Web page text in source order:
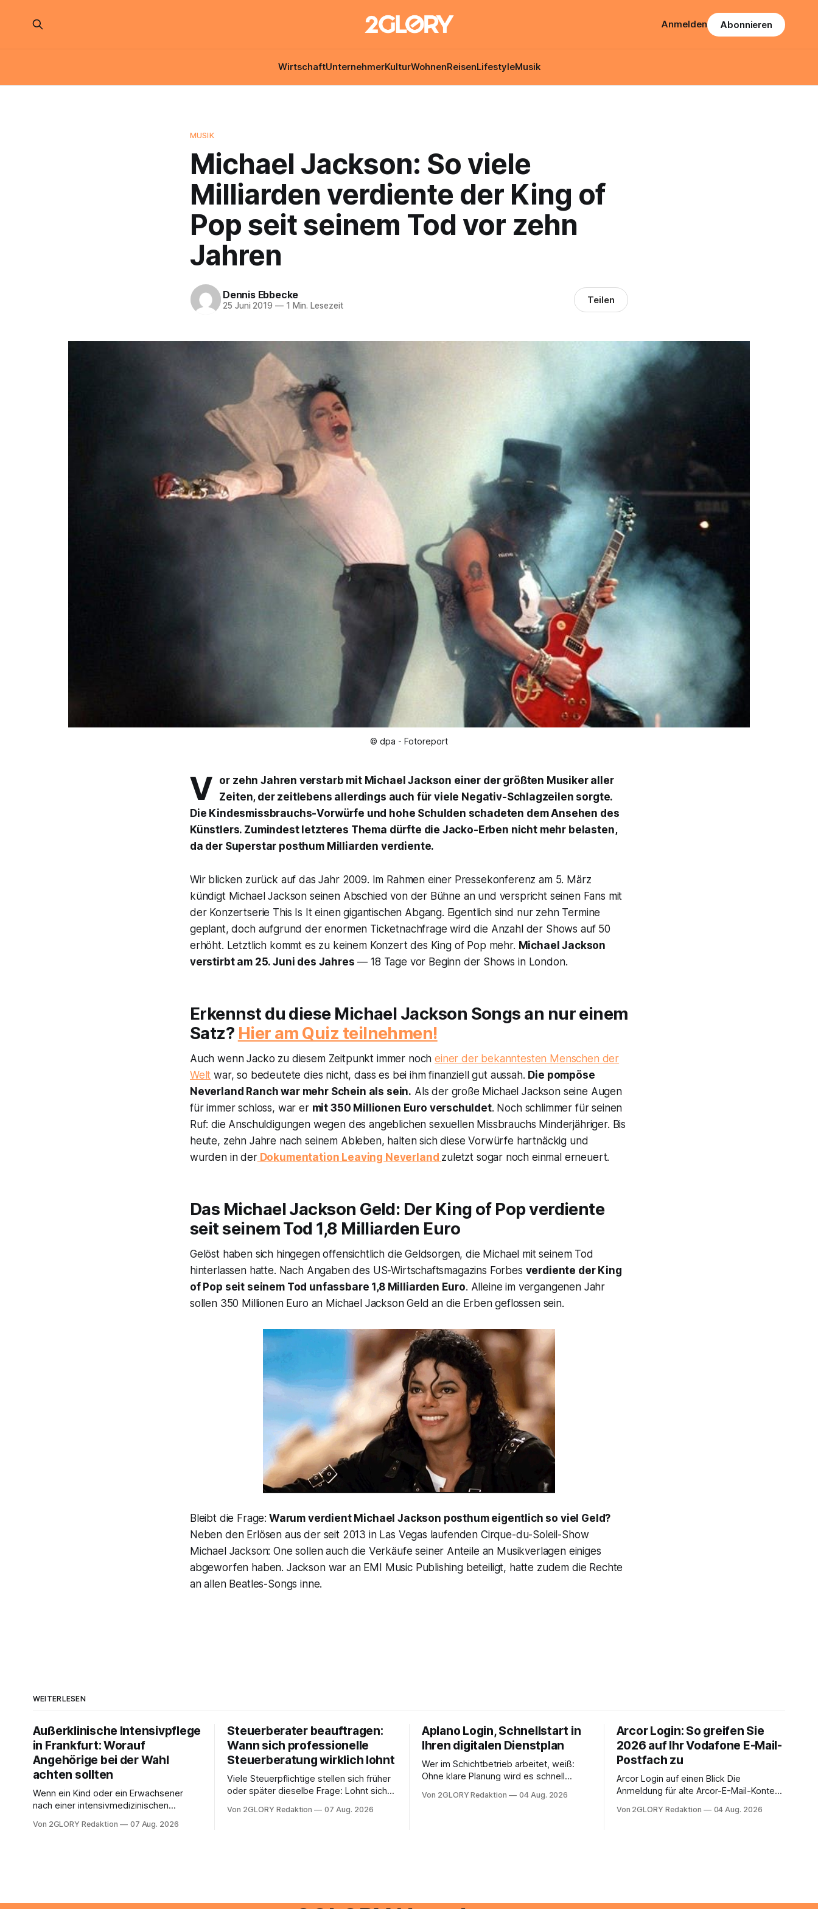
WirtschaftUnternehmerKulturWohnenReisenLifestyleMusik
Anmelden Abonnieren
MUSIK
Michael Jackson: So viele
Milliarden verdiente der King of
Pop seit seinem Tod vor zehn
Jahren
Dennis Ebbecke
25 Juni 2019 —1 Min. Lesezeit Teilen
© dpa - Fotoreport
V or zehn Jahren verstarb mit Michael Jackson einer der größten Musiker aller
Zeiten, der zeitlebens allerdings auch für viele Negativ-Schlagzeilen sorgte.
Die Kindesmissbrauchs-Vorwürfe und hohe Schulden schadeten dem Ansehen des
Künstlers. Zumindest letzteres Thema dürfte die Jacko-Erben nicht mehr belasten,
da der Superstar posthum Milliarden verdiente.
Wir blicken zurück auf das Jahr 2009. Im Rahmen einer Pressekonferenz am 5. März
kündigt Michael Jackson seinen Abschied von der Bühne an und verspricht seinen Fans mit
der Konzertserie This Is Iteinen gigantischen Abgang. Eigentlich sind nur zehn Termine
geplant, doch aufgrund der enormen Ticketnachfrage wird die Anzahl der Shows auf 50
erhöht. Letztlich kommt es zu keinem Konzert des King of Pop mehr. Michael Jackson
verstirbt am 25. Juni des Jahres — 18 Tage vor Beginn der Shows in London.
Erkennst du diese Michael Jackson Songs an nur einem
Satz? Hier am Quiz teilnehmen!
Auch wenn Jacko zu diesem Zeitpunkt immer nocheiner der bekanntesten Menschen der
Welt war, so bedeutete dies nicht, dass es bei ihm finanziell gut aussah. Die pompöse
Neverland Ranch war mehr Schein als sein. Als der große Michael Jackson seine Augen
für immer schloss, war er mit 350 Millionen Euro verschuldet. Noch schlimmer für seinen
Ruf: die Anschuldigungen wegen des angeblichen sexuellen Missbrauchs Minderjähriger. Bis
heute, zehn Jahre nach seinem Ableben, halten sich diese Vorwürfe hartnäckig und
wurden in derDokumentation Leaving Neverland zuletzt sogar noch einmal erneuert.
Das Michael Jackson Geld: Der King of Pop verdiente
seit seinem Tod 1,8 Milliarden Euro
Gelöst haben sich hingegen offensichtlich die Geldsorgen, die Michael mit seinem Tod
hinterlassen hatte. Nach Angaben des US-Wirtschaftsmagazins Forbes verdiente der King
of Pop seit seinem Tod unfassbare 1,8 Milliarden Euro. Alleine im vergangenen Jahr
sollen 350 Millionen Euro an Michael Jackson Geld an die Erben geflossen sein.
Bleibt die Frage: Warum verdient Michael Jackson posthum eigentlich so viel Geld?
Neben den Erlösen aus der seit 2013 in Las Vegas laufenden Cirque-du-Soleil-Show
Michael Jackson: One sollen auch die Verkäufe seiner Anteile an Musikverlagen einiges
abgeworfen haben. Jackson war an EMI Music Publishing beteiligt, hatte zudem die Rechte
an allen Beatles-Songs inne.
WEITERLESEN
Außerklinische Intensivpflege
in Frankfurt: Worauf
Angehörige bei der Wahl
achten sollten
Wenn ein Kind oder ein Erwachsener
nach einer intensivmedizinischen
oder eine engmaschige pflegerische
Intensivpflege bietet genau diese
Von 2GLORY Redaktion 07 Aug. 2026
Steuerberater beauftragen:
Wann sich professionelle
Steuerberatung wirklich lohnt
Viele Steuerpflichtige stellen sich früher
oder später dieselbe Frage: Lohnt sich
sich die Steuererklärung auch in
zahlt sich professionelle Unterstützung
Von 2GLORY Redaktion 07 Aug. 2026
Aplano Login, Schnellstart in
Ihren digitalen Dienstplan
Wer im Schichtbetrieb arbeitet, weiß:
Ohne klare Planung wird es schnell
zentraler Zugangspunkt, um dienstpläne,
Von 2GLORY Redaktion 04 Aug. 2026
Arcor Login: So greifen Sie
2026 auf Ihr Vodafone E-Mail-
Postfach zu
Arcor Login auf einen Blick Die
Anmeldung für alte Arcor-E-Mail-Konten
noch eine e mail adresse mit der Endung
Von 2GLORY Redaktion 04 Aug. 2026